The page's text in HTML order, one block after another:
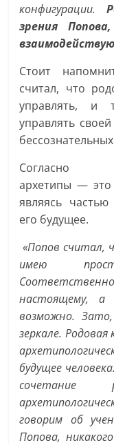
конфигурации.
зрения
Стоит
считал, что
управлять, и
управлять
Согласно
архетипы — это
являясь
его будущее.
«Попов считал,
имею
настоящему,
возможно.
зеркале.
будущее
сочетание
говорим об
Попова,